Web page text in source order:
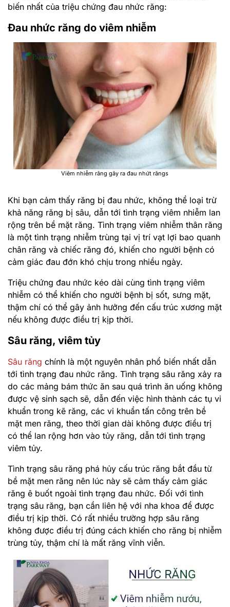
biến nhất của triệu chứng đau nhức răng:
Đau nhức răng do viêm nhiễm
Viêm nhiễm răng gây ra đau nhứt răngs
Khi bạn cảm thấy răng bị đau nhức, không thể loại trừ
khả năng răng bị sâu, dẫn tới tình trạng viêm nhiễm lan
rộng trên bề mặt răng. Tình trạng viêm nhiễm thân răng
là một tình trạng nhiễm trùng tại vị trí vạt lợi bao quanh
chân răng và chiếc răng đó, khiến cho người bệnh có
cảm giác đau đớn khó chịu trong nhiều ngày.
Triệu chứng đau nhức kéo dài cùng tình trạng viêm
nhiễm có thể khiến cho người bệnh bị sốt, sưng mặt,
thậm chí có thể gây ảnh hưởng đến cấu trúc xương mặt
nếu không được điều trị kịp thời.
Sâu răng, viêm tủy
Sâu răng chính là một nguyên nhân phổ biến nhất dẫn
tới tình trạng đau nhức răng. Tình trạng sâu răng xảy ra
do các mảng bám thức ăn sau quá trình ăn uống không
được vệ sinh sạch sẽ, dẫn đến việc hình thành các tụ vi
khuẩn trong kẽ răng, các vi khuẩn tấn công trên bề
mặt men răng, theo thời gian dài không được điều trị
có thể lan rộng hơn vào tủy răng, dẫn tới tình trạng
viêm tủy.
Tình trạng sâu răng phá hủy cấu trúc răng bắt đầu từ
bề mặt men răng nên lúc này sẽ cảm thấy cảm giác
răng ê buốt ngoài tình trạng đau nhức. Đối với tình
trạng sâu răng, bạn cần liên hệ với nha khoa để được
điều trị kịp thời. Có rất nhiều trường hợp sâu răng
không được điều trị đúng cách khiến cho răng bị nhiễm
trùng tủy, thậm chí là mất răng vĩnh viễn.